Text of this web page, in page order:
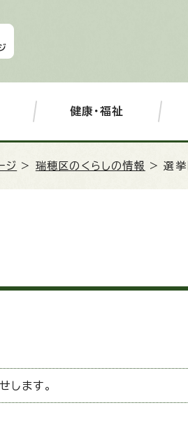
健康・福祉
ジ > 瑞穂区のくらしの情報 > 選挙
します。